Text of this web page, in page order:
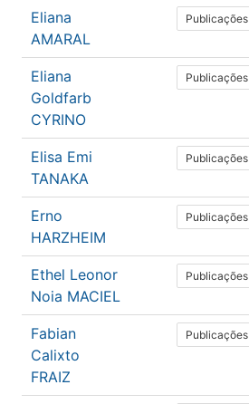
Eliana
AMARAL
Publicações
Eliana
Goldfarb
CYRINO
Publicações
Elisa Emi
TANAKA
Publicações
Erno
HARZHEIM
Publicações
Ethel Leonor
Noia MACIEL
Publicações
Fabian
Calixto
FRAIZ
Publicações